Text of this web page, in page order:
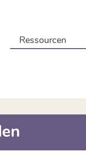
Ressourcen